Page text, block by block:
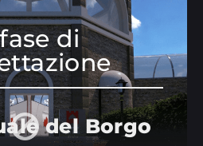
di
del Borgo